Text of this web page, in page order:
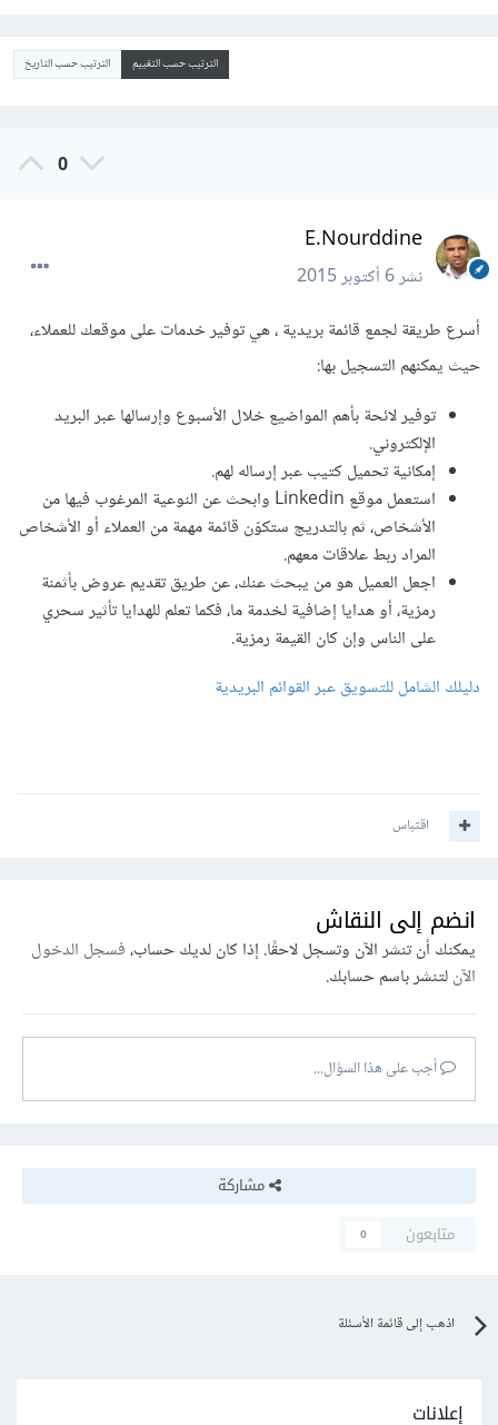
الترتيب حسب التقييم الترتيب حسب التاريخ
0
E.Nourddine
نشر6 أكتوبر 2015
أسرع طريقة لجمع قائمة بريدية ، هي توفير خدمات على موقعك للعملاء،
حيث يمكنهم التسجيل بها:
توفير لائحة بأهم المواضيع خلال الأسبوع وإرسالها عبر البريد
الإلكتروني.
إمكانية تحميل كتيب عبر إرساله لهم.
استعمل موقع Linkedin وابحث عن النوعية المرغوب فيها من
الأشخاص، ثم بالتدريج ستكوّن قائمة مهمة من العملاء أو الأشخاص
المراد ربط علاقات معهم.
اجعل العميل هو من يبحث عنك، عن طريق تقديم عروض بأثمنة
رمزية، أو هدايا إضافية لخدمة ما، فكما تعلم للهدايا تأثير سحري
على الناس وإن كان القيمة رمزية.
دليلك الشامل للتسويق عبر القوائم البريدية
اقتباس
انضم إلى النقاش
يمكنك أن تنشر الآن وتسجل لاحقًا. إذا كان لديك حساب،فسجل الدخول
الآنلتنشر باسم حسابك.
أجب على هذا السؤال...
مشاركة
متابعون
0
اذهب إلى قائمة الأسئلة
إعلانات